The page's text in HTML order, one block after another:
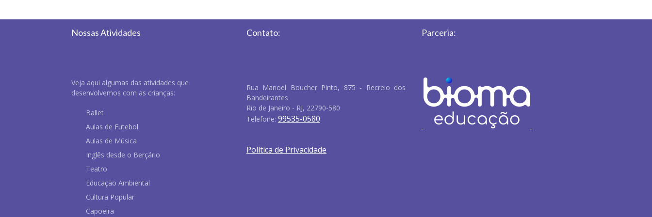
Nossas Atividades
Veja aqui algumas das atividades que
desenvolvemos com as crianças:
Ballet
Aulas de Futebol
Aulas de Música
Inglês desde o Berçário
Teatro
Educação Ambiental
Cultura Popular
Capoeira
Parceria:
Contato:
Rua Manoel Boucher Pinto, 875 - Recreio dos
Bandeirantes
Rio de Janeiro - RJ, 22790-580
Telefone: 99535-0580
Política de Privacidade